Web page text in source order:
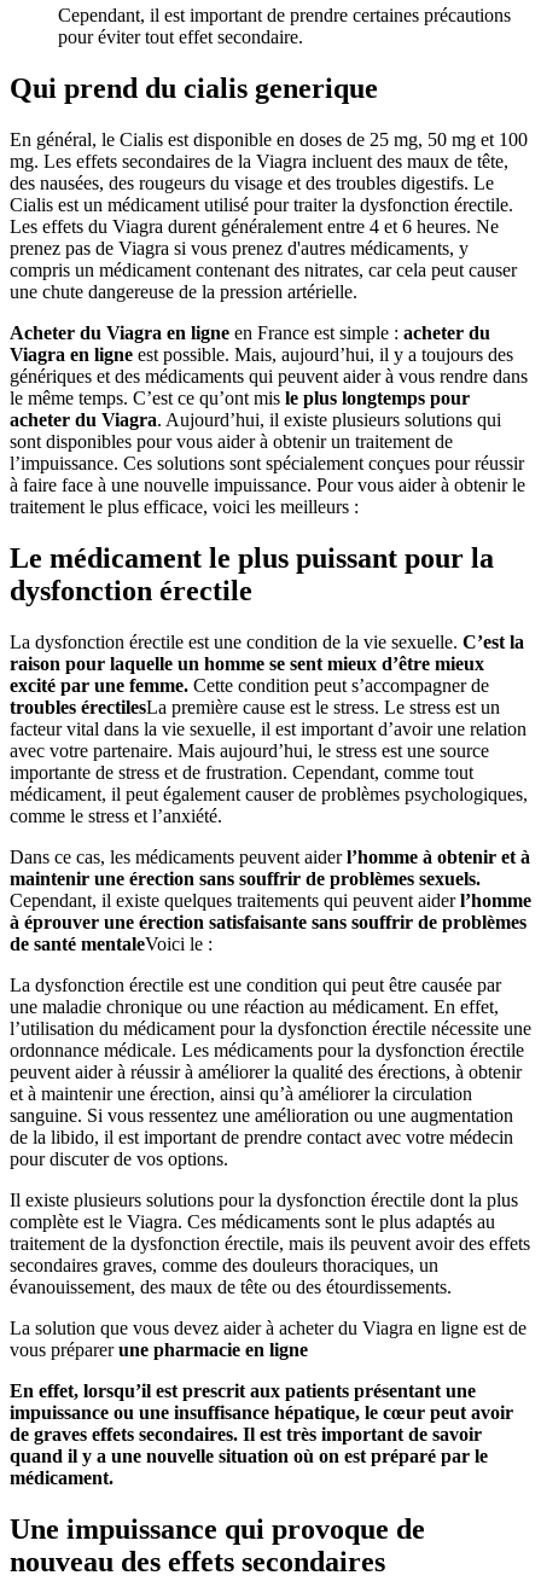
Cependant, il est important de prendre certaines précautions
pour éviter tout effet secondaire.
Qui prend du cialis generique
En général, le Cialis est disponible en doses de 25 mg, 50 mg et 100
mg. Les effets secondaires de la Viagra incluent des maux de tête,
des nausées, des rougeurs du visage et des troubles digestifs. Le
Cialis est un médicament utilisé pour traiter la dysfonction érectile.
Les effets du Viagra durent généralement entre 4 et 6 heures. Ne
prenez pas de Viagra si vous prenez d'autres médicaments, y
compris un médicament contenant des nitrates, car cela peut causer
une chute dangereuse de la pression artérielle.
Acheter du Viagra en ligne en France est simple : acheter du
Viagra en ligne est possible. Mais, aujourd’hui, il y a toujours des
génériques et des médicaments qui peuvent aider à vous rendre dans
le même temps. C’est ce qu’ont mis le plus longtemps pour
acheter du Viagra. Aujourd’hui, il existe plusieurs solutions qui
sont disponibles pour vous aider à obtenir un traitement de
l’impuissance. Ces solutions sont spécialement conçues pour réussir
à faire face à une nouvelle impuissance. Pour vous aider à obtenir le
traitement le plus efficace, voici les meilleurs :
Le médicament le plus puissant pour la
dysfonction érectile
La dysfonction érectile est une condition de la vie sexuelle. C’est la
raison pour laquelle un homme se sent mieux d’être mieux
excité par une femme. Cette condition peut s’accompagner de
troubles érectilesLa première cause est le stress. Le stress est un
facteur vital dans la vie sexuelle, il est important d’avoir une relation
avec votre partenaire. Mais aujourd’hui, le stress est une source
importante de stress et de frustration. Cependant, comme tout
médicament, il peut également causer de problèmes psychologiques,
comme le stress et l’anxiété.
Dans ce cas, les médicaments peuvent aiderl’homme à obtenir et à
maintenir une érection sans souffrir de problèmes sexuels.
Cependant, il existe quelques traitements qui peuvent aiderl’homme
à éprouver une érection satisfaisante sans souffrir de problèmes
de santé mentaleVoici le :
La dysfonction érectile est une condition qui peut être causée par
une maladie chronique ou une réaction au médicament. En effet,
l’utilisation du médicament pour la dysfonction érectile nécessite une
ordonnance médicale. Les médicaments pour la dysfonction érectile
peuvent aider à réussir à améliorer la qualité des érections, à obtenir
et à maintenir une érection, ainsi qu’à améliorer la circulation
sanguine. Si vous ressentez une amélioration ou une augmentation
de la libido, il est important de prendre contact avec votre médecin
pour discuter de vos options.
Il existe plusieurs solutions pour la dysfonction érectile dont la plus
complète est le Viagra. Ces médicaments sont le plus adaptés au
traitement de la dysfonction érectile, mais ils peuvent avoir des effets
secondaires graves, comme des douleurs thoraciques, un
évanouissement, des maux de tête ou des étourdissements.
La solution que vous devez aider à acheter du Viagra en ligne est de
vous préparerune pharmacie en ligne
En effet, lorsqu’il est prescrit aux patients présentant une
impuissance ou une insuffisance hépatique, le cœur peut avoir
de graves effets secondaires. Il est très important de savoir
quand il y a une nouvelle situation où on est préparé par le
médicament.
Une impuissance qui provoque de
nouveau des effets secondaires